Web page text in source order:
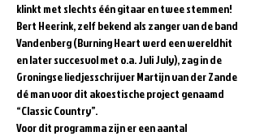
klinkt met slechts één gitaar en twee stemmen!
Bert Heerink, zelf bekend als zanger van de band
Vandenberg (Burning Heart werd een wereldhit
en later succesvol met o.a. Juli July), zag in de
Groningse liedjesschrijver Martijn van der Zande
dé man voor dit akoestische project genaamd
“Classic Country”.
Voor dit programma zijn er een aantal